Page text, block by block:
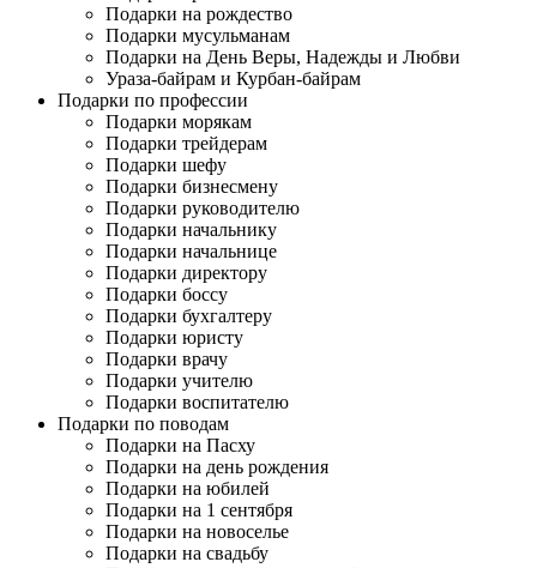
Подарки на рождество
Подарки мусульманам
Подарки на День Веры, Надежды и Любви
Ураза-байрам и Курбан-байрам
Подарки по профессии
Подарки морякам
Подарки трейдерам
Подарки шефу
Подарки бизнесмену
Подарки руководителю
Подарки начальнику
Подарки начальнице
Подарки директору
Подарки боссу
Подарки бухгалтеру
Подарки юристу
Подарки врачу
Подарки учителю
Подарки воспитателю
Подарки по поводам
Подарки на Пасху
Подарки на день рождения
Подарки на юбилей
Подарки на 1 сентября
Подарки на новоселье
Подарки на свадьбу